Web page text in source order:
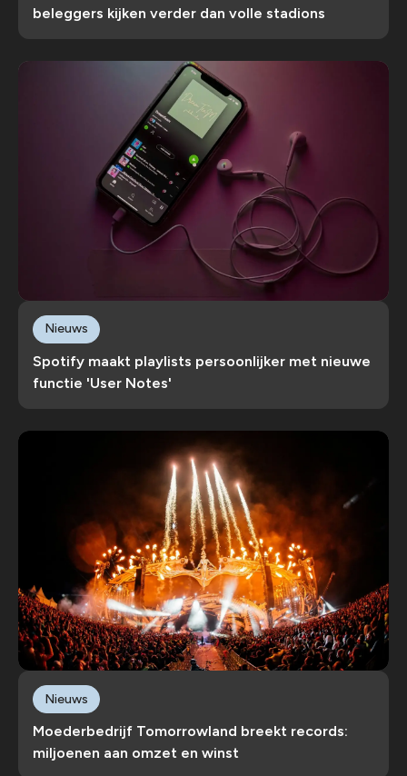
beleggers kijken verder dan volle stadions
Spotify maakt playlists persoonlijker met nieuwe
functie 'User Notes'
Nieuws
Moederbedrijf Tomorrowland breekt records:
miljoenen aan omzet en winst
Nieuws